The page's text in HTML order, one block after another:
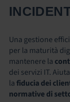
Una gestione
per la maturità
mantenere la
dei servizi IT.
lafiducia dei
normative di